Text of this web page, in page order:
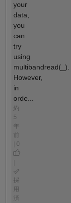
your
data,
you
can
try
using
multibandread(_).
However,
in
orde...
約
5
年
前
| 0
採
用
済